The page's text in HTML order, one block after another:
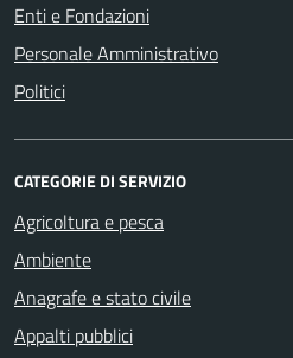
Enti e Fondazioni
Personale Amministrativo
Politici
CATEGORIE DI SERVIZIO
Agricoltura e pesca
Ambiente
Anagrafe e stato civile
Appalti pubblici